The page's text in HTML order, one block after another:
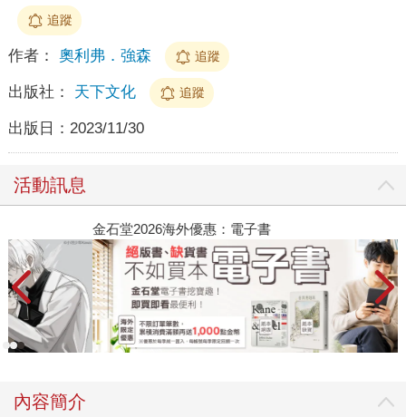
追蹤
作者： 奧利弗．強森 追蹤
出版社： 天下文化 追蹤
出版日： 2023/11/30
活動訊息
金石堂2026海外優惠：電子書
內容簡介